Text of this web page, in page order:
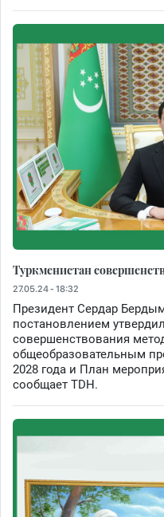
Туркменистан
27.05.24 - 18:32
Президент Сердар
постановлением
совершенствования
общеобразовательным
2028 года и План
сообщает TDH.